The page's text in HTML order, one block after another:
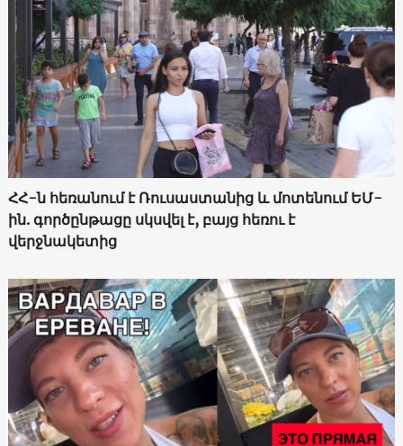
ՀՀ-ն հեռանում է Ռուսաստանից և մոտենում ԵՄ-
ին. գործընթացը սկսվել է, բայց հեռու է
վերջնակետից